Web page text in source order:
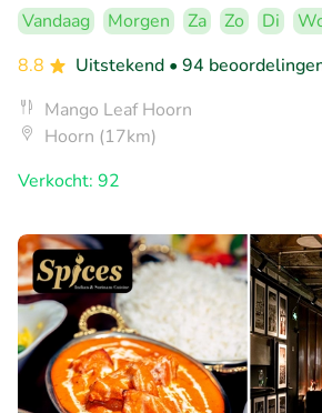
Vandaag Morgen Za Zo Di
8.8
Uitstekend • 94
Mango Leaf Hoorn
Hoorn (17km)
Verkocht: 92